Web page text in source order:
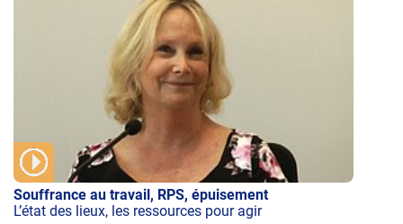
Souffrance au travail, RPS, épuisement
L’état des lieux, les ressources pour agir